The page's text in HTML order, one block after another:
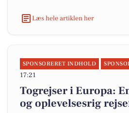
Læs hele artiklen her
SPONSORERET INDHOLD
17:21
Togrejser i Europa:
og oplevelsesrig